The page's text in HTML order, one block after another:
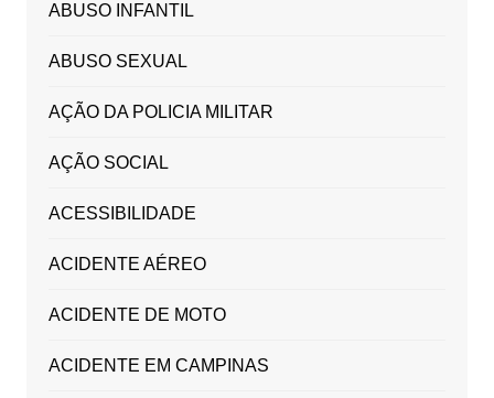
ABUSO INFANTIL
ABUSO SEXUAL
AÇÃO DA POLICIA MILITAR
AÇÃO SOCIAL
ACESSIBILIDADE
ACIDENTE AÉREO
ACIDENTE DE MOTO
ACIDENTE EM CAMPINAS